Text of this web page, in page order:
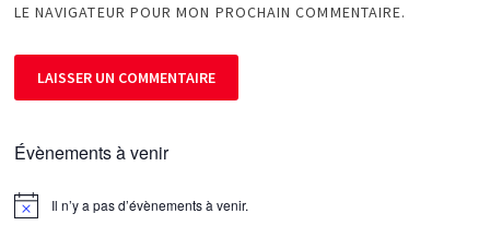
LE NAVIGATEUR POUR MON PROCHAIN COMMENTAIRE.
Évènements à venir
Notice Il n’y a pas d’évènements à venir.